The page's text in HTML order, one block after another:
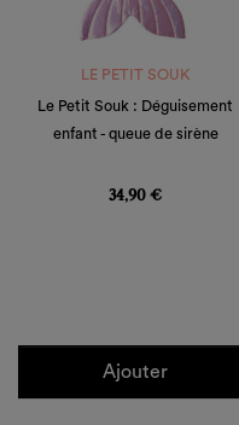
LE PETIT SOUK
Le Petit Souk : Déguisement
enfant - queue de sirène
34,90 €
Ajouter